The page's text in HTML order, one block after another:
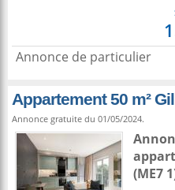
Annonce de particulier
Appartement 50 m²
Annonce gratuite du 01/05/2024.
(ME7